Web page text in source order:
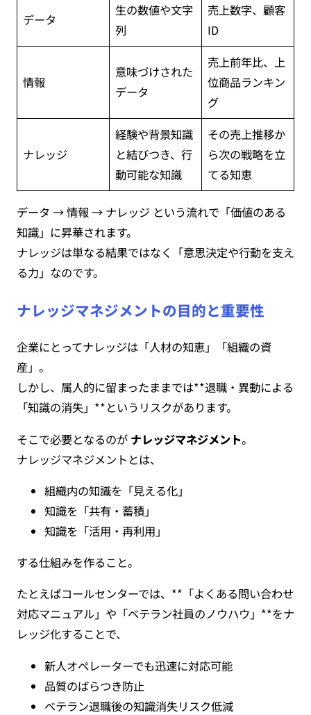
データ
生の数値や文字
列
売上数字、顧客
ID
情報
意味づけされた
データ
売上前年比、上
位商品ランキン
グ
ナレッジ
経験や背景知識
と結びつき、行
動可能な知識
その売上推移か
ら次の戦略を立
てる知恵
データ → 情報 → ナレッジ という流れで「価値のある
知識」に昇華されます。
ナレッジは単なる結果ではなく「意思決定や行動を支え
る力」なのです。
ナレッジマネジメントの目的と重要性
企業にとってナレッジは「人材の知恵」「組織の資
産」。
しかし、属人的に留まったままでは**退職・異動による
「知識の消失」**というリスクがあります。
そこで必要となるのが ナレッジマネジメント。
ナレッジマネジメントとは、
組織内の知識を「見える化」
知識を「共有・蓄積」
知識を「活用・再利用」
する仕組みを作ること。
たとえばコールセンターでは、**「よくある問い合わせ
対応マニュアル」や「ベテラン社員のノウハウ」**をナ
レッジ化することで、
新人オペレーターでも迅速に対応可能
品質のばらつき防止
ベテラン退職後の知識消失リスク低減